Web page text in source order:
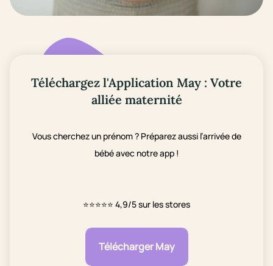
Téléchargez l'Application May : Votre
alliée maternité
Vous cherchez un prénom ? Préparez aussi l’arrivée de
bébé avec notre app !
⭐⭐⭐⭐⭐ 4,9/5 sur les stores
Télécharger May